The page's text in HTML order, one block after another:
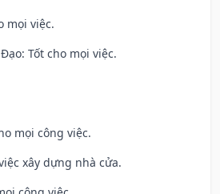
mọi việc.
Tốt cho mọi việc.
mọi công việc.
xây dựng nhà cửa.